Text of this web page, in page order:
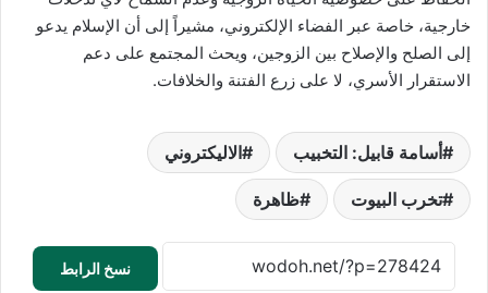
خارجية، خاصة عبر الفضاء الإلكتروني، مشيراً إلى أن الإسلام يدعو
إلى الصلح والإصلاح بين الزوجين، ويحث المجتمع على دعم
الاستقرار الأسري، لا على زرع الفتنة والخلافات.
أسامة قابيل: التخبيب الاليكتروني
تخرب البيوت ظاهرة
نسخ الرابط